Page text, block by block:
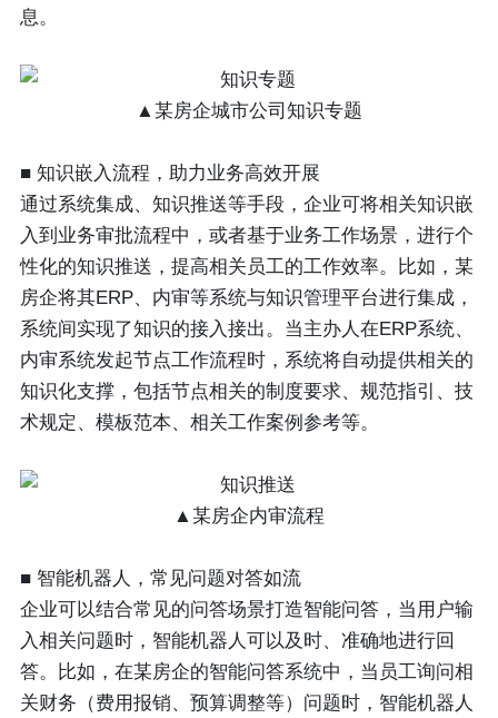
息。
▲某房企城市公司知识专题
■ 知识嵌入流程，助力业务高效开展
通过系统集成、知识推送等手段，企业可将相关知识嵌
入到业务审批流程中，或者基于业务工作场景，进行个
性化的知识推送，提高相关员工的工作效率。比如，某
房企将其ERP、内审等系统与知识管理平台进行集成，
系统间实现了知识的接入接出。当主办人在ERP系统、
内审系统发起节点工作流程时，系统将自动提供相关的
知识化支撑，包括节点相关的制度要求、规范指引、技
术规定、模板范本、相关工作案例参考等。
▲某房企内审流程
■ 智能机器人，常见问题对答如流
企业可以结合常见的问答场景打造智能问答，当用户输
入相关问题时，智能机器人可以及时、准确地进行回
答。比如，在某房企的智能问答系统中，当员工询问相
关财务（费用报销、预算调整等）问题时，智能机器人